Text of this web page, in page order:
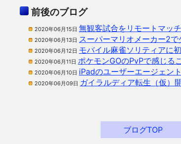
前後のブログ
2020年06月15日 無観客試合をリモートマッ
2020年06月13日 スーパーマリオメーカー2
2020年06月12日 モバイル麻雀ソリティアに
2020年06月11日 ポケモンGOのPvPで感じる
2020年06月10日 iPadのユーザーエージェン
2020年06月09日 ガイラルディア転生（仮）
ブログTOP